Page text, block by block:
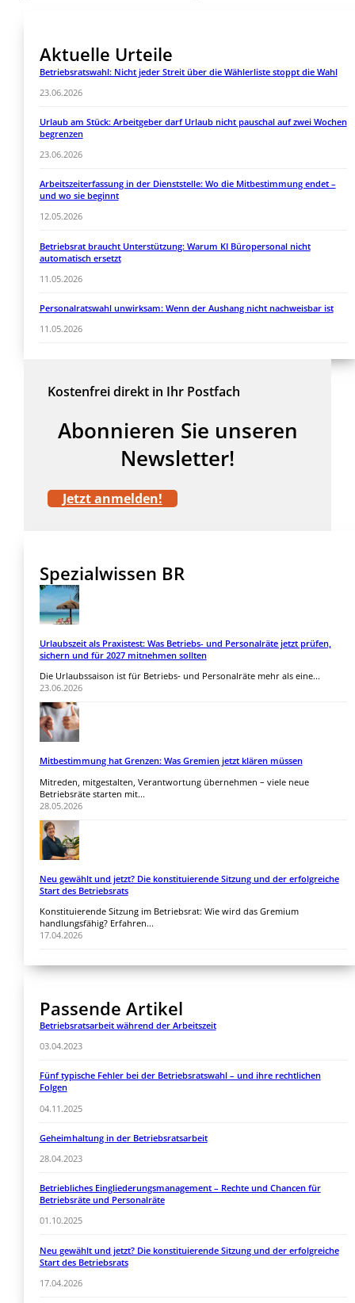
Aktuelle Urteile
Betriebsratswahl: Nicht jeder Streit über die Wählerliste stoppt die Wahl
23.06.2026
Urlaub am Stück: Arbeitgeber darf Urlaub nicht pauschal auf zwei Wochen
begrenzen
23.06.2026
Arbeitszeiterfassung in der Dienststelle: Wo die Mitbestimmung endet –
und wo sie beginnt
12.05.2026
Betriebsrat braucht Unterstützung: Warum KI Büropersonal nicht
automatisch ersetzt
11.05.2026
Personalratswahl unwirksam: Wenn der Aushang nicht nachweisbar ist
11.05.2026
Kostenfrei direkt in Ihr Postfach
Abonnieren Sie unseren
Newsletter!
Jetzt anmelden!
Spezialwissen BR
Urlaubszeit als Praxistest: Was Betriebs- und Personalräte jetzt prüfen,
sichern und für 2027 mitnehmen sollten
Die Urlaubssaison ist für Betriebs- und Personalräte mehr als eine...
23.06.2026
Mitbestimmung hat Grenzen: Was Gremien jetzt klären müssen
Mitreden, mitgestalten, Verantwortung übernehmen – viele neue
Betriebsräte starten mit...
28.05.2026
Neu gewählt und jetzt? Die konstituierende Sitzung und der erfolgreiche
Start des Betriebsrats
Konstituierende Sitzung im Betriebsrat: Wie wird das Gremium
handlungsfähig? Erfahren...
17.04.2026
Passende Artikel
Betriebsratsarbeit während der Arbeitszeit
03.04.2023
Fünf typische Fehler bei der Betriebsratswahl – und ihre rechtlichen
Folgen
04.11.2025
Geheimhaltung in der Betriebsratsarbeit
28.04.2023
Betriebliches Eingliederungsmanagement – Rechte und Chancen für
Betriebsräte und Personalräte
01.10.2025
Neu gewählt und jetzt? Die konstituierende Sitzung und der erfolgreiche
Start des Betriebsrats
17.04.2026